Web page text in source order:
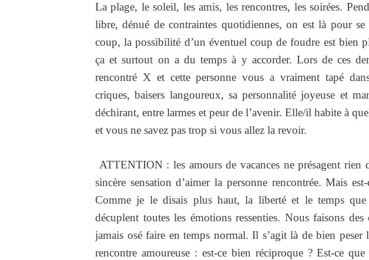
La plage, le soleil, les amis, les rencontres, les soirées.
libre, dénué de contraintes quotidiennes, on est là pour
coup, la possibilité d’un éventuel coup de foudre est bien
ça et surtout on a du temps à y accorder. Lors de ces
rencontré X et cette personne vous a vraiment tapé
criques, baisers langoureux, sa personnalité joyeuse et
déchirant, entre larmes et peur de l’avenir. Elle/il habite à
et vous ne savez pas trop si vous allez la revoir.
ATTENTION : les amours de vacances ne présagent
sincère sensation d’aimer la personne rencontrée. Mais
Comme je le disais plus haut, la liberté et le temps que
décuplent toutes les émotions ressenties. Nous faisons des
jamais osé faire en temps normal. Il s’agit là de bien peser
rencontre amoureuse : est-ce bien réciproque ? Est-ce